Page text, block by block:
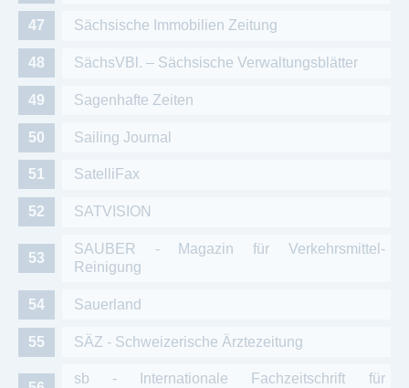
Sächsische Immobilien Zeitung
SächsVBl. – Sächsische Verwaltungsblätter
Sagenhafte Zeiten
Sailing Journal
SatelliFax
SATVISION
SAUBER - Magazin für Verkehrsmittel-
Reinigung
Sauerland
SÄZ - Schweizerische Ärztezeitung
sb - Internationale Fachzeitschrift für